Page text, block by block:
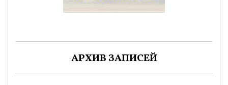
АРХИВ ЗАПИСЕЙ